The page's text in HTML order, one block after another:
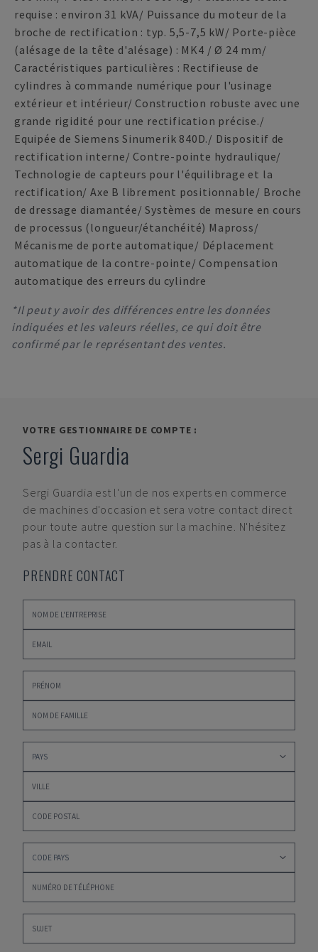
requise : environ 31 kVA/ Puissance du moteur de la
broche de rectification : typ. 5,5-7,5 kW/ Porte-pièce
(alésage de la tête d'alésage) : MK4 / Ø 24 mm/
Caractéristiques particulières : Rectifieuse de
cylindres à commande numérique pour l'usinage
extérieur et intérieur/ Construction robuste avec une
grande rigidité pour une rectification précise./
Equipée de Siemens Sinumerik 840D./ Dispositif de
rectification interne/ Contre-pointe hydraulique/
Technologie de capteurs pour l'équilibrage et la
rectification/ Axe B librement positionnable/ Broche
de dressage diamantée/ Systèmes de mesure en cours
de processus (longueur/étanchéité) Mapross/
Mécanisme de porte automatique/ Déplacement
automatique de la contre-pointe/ Compensation
automatique des erreurs du cylindre
*Il peut y avoir des différences entre les données
indiquées et les valeurs réelles, ce qui doit être
confirmé par le représentant des ventes.
VOTRE GESTIONNAIRE DE COMPTE :
Sergi Guardia
Sergi Guardia est l'un de nos experts en commerce
de machines d'occasion et sera votre contact direct
pour toute autre question sur la machine. N'hésitez
pas à la contacter.
PRENDRE CONTACT